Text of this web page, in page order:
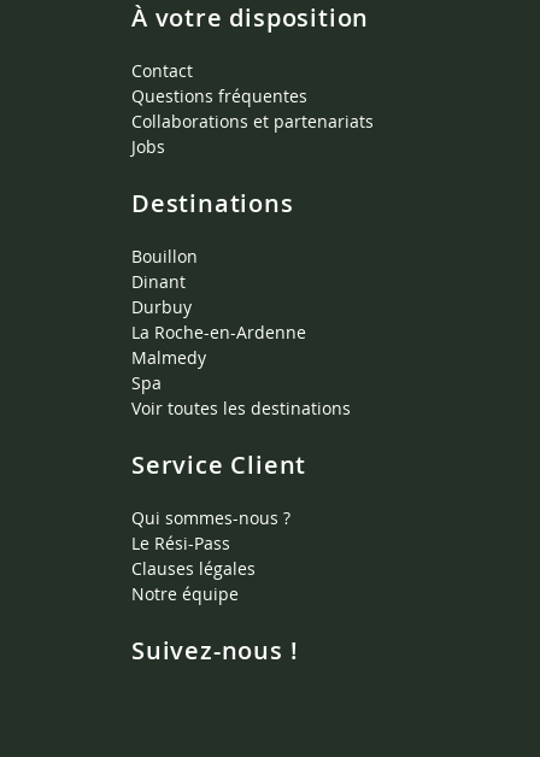
À votre disposition
Contact
Questions fréquentes
Collaborations et partenariats
Jobs
Destinations
Bouillon
Dinant
Durbuy
La Roche-en-Ardenne
Malmedy
Spa
Voir toutes les destinations
Service Client
Qui sommes-nous ?
Le Rési-Pass
Clauses légales
Notre équipe
Suivez-nous !